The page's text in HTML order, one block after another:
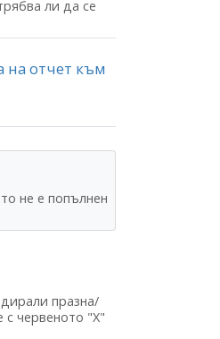
ли да се
на отчет към
не е попълнен
празна/
с червеното "Х"